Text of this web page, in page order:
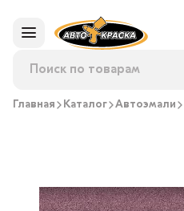
Главная Каталог Автоэмали